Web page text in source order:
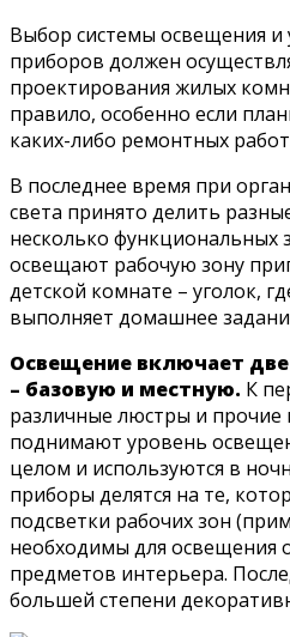
Выбор системы освещения и
приборов должен
проектирования жилых
правило, особенно если
каких-либо ремонтных
В последнее время при
света принято делить
несколько функциональных
освещают рабочую зону
детской комнате – уголок,
выполняет домашнее
Освещение включает
– базовую и местную. К
различные люстры и прочие
поднимают уровень
целом и используются в
приборы делятся на те,
подсветки рабочих зон
необходимы для освещения
предметов интерьера.
большей степени